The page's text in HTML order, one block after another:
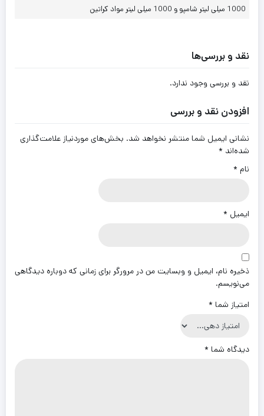
1000 میلی لیتر شامپو و 1000 میلی لیتر مواد کراتین
نقد و بررسی‌ها
نقد و بررسی وجود ندارد.
افزودن نقد و بررسی
نشانی ایمیل شما منتشر نخواهد شد. بخش‌های موردنیاز علامت‌گذاری
شده‌اند *
نام *
ایمیل *
ذخیره نام، ایمیل و وبسایت من در مرورگر برای زمانی که دوباره دیدگاهی
می‌نویسم.
امتیاز شما *
دیدگاه شما *